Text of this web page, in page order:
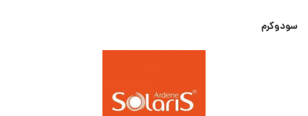
سودوکرم